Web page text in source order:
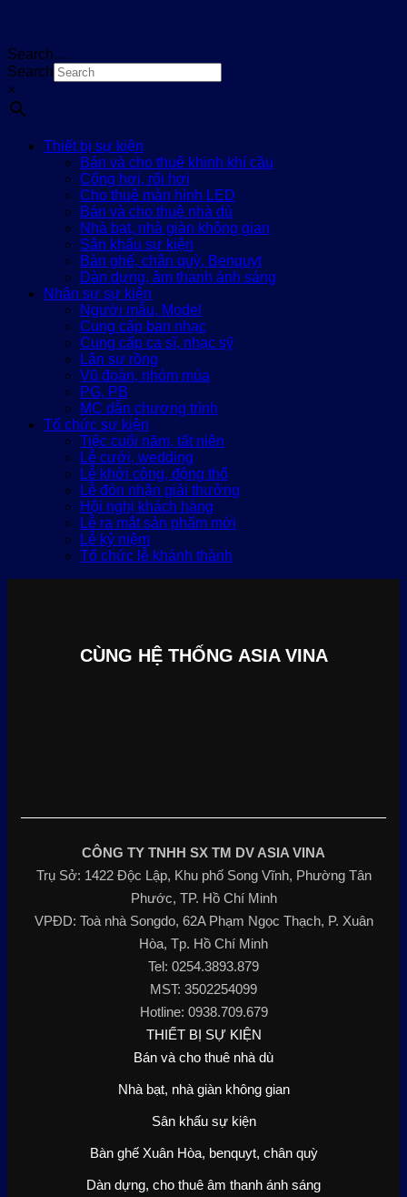
Search…
Search
×
Thiết bị sự kiện
Bán và cho thuê khinh khí cầu
Cổng hơi, rối hơi
Cho thuê màn hình LED
Bán và cho thuê nhà dù
Nhà bạt, nhà giàn không gian
Sân khấu sự kiện
Bàn ghế, chân quỳ, Benquyt
Dàn dựng, âm thanh ánh sáng
Nhân sự sự kiện
Người mẫu, Model
Cung cấp ban nhạc
Cung cấp ca sĩ, nhạc sỹ
Lân sư rồng
Vũ đoàn, nhóm múa
PG, PB
MC dẫn chương trình
Tổ chức sự kiện
Tiệc cuối năm, tất niên
Lễ cưới, wedding
Lễ khởi công, động thổ
Lễ đón nhận giải thưởng
Hội nghị khách hàng
Lễ ra mắt sản phẩm mới
Lễ kỷ niệm
Tổ chức lễ khánh thành
CÙNG HỆ THỐNG ASIA VINA
CÔNG TY TNHH SX TM DV ASIA VINA
Trụ Sở: 1422 Độc Lập, Khu phố Song Vĩnh, Phường Tân
Phước, TP. Hồ Chí Minh
VPĐD: Toà nhà Songdo, 62A Phạm Ngọc Thạch, P. Xuân
Hòa, Tp. Hồ Chí Minh
Tel: 0254.3893.879
MST: 3502254099
Hotline: 0938.709.679
THIẾT BỊ SỰ KIỆN
Bán và cho thuê nhà dù
Nhà bạt, nhà giàn không gian
Sân khấu sự kiện
Bàn ghế Xuân Hòa, benquyt, chân quỳ
Dàn dựng, cho thuê âm thanh ánh sáng